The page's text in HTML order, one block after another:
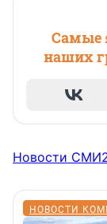
Самые
наших
Новости
НОВОСТИ